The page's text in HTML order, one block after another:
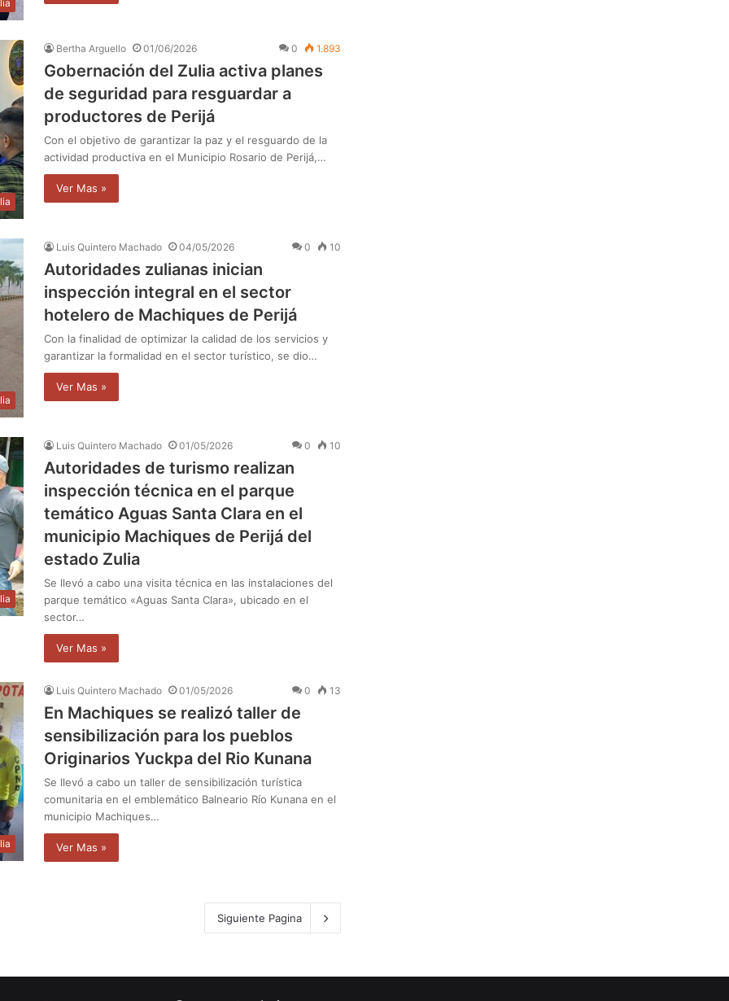
Bertha Arguello 01/06/2026 0 1.893
Gobernación del Zulia activa planes
de seguridad para resguardar a
productores de Perijá
Con el objetivo de garantizar la paz y el resguardo de la
actividad productiva en el Municipio Rosario de Perijá,…
Ver Mas »
Luis Quintero Machado 04/05/2026 0 10
Autoridades zulianas inician
inspección integral en el sector
hotelero de Machiques de Perijá
Con la finalidad de optimizar la calidad de los servicios y
garantizar la formalidad en el sector turístico, se dio…
Ver Mas »
Luis Quintero Machado 01/05/2026 0 10
Autoridades de turismo realizan
inspección técnica en el parque
temático Aguas Santa Clara en el
municipio Machiques de Perijá del
estado Zulia
Se llevó a cabo una visita técnica en las instalaciones del
parque temático «Aguas Santa Clara», ubicado en el
sector…
Ver Mas »
Luis Quintero Machado 01/05/2026 0 13
En Machiques se realizó taller de
sensibilización para los pueblos
Originarios Yuckpa del Rio Kunana
Se llevó a cabo un taller de sensibilización turística
comunitaria en el emblemático Balneario Río Kunana en el
municipio Machiques…
Ver Mas »
Siguiente Pagina